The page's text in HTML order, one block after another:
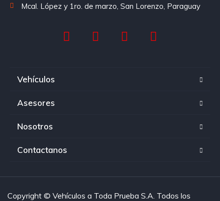
Mcal. López y 1ro. de marzo, San Lorenzo, Paraguay
Vehículos
Asesores
Nosotros
Contactanos
Copyright © Vehículos a Toda Prueba S.A. Todos los